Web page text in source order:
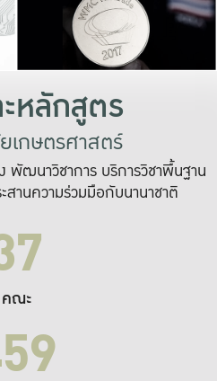
เปลี่ยนแปลง แล
เพื่อทำง
ระบบสารสนเทศ
หลักสูตร
เกษตรศาสตร์
ฒนาวิชาการ บริการวิชาพื้นฐาน
สานความร่วมมือกับนานาชาติ
คณะ